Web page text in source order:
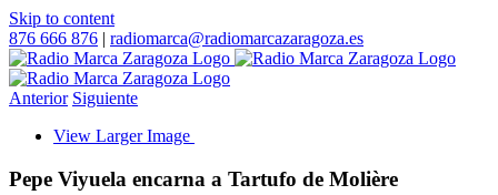
Skip to content
876 666 876 | radiomarca@radiomarcazaragoza.es
Anterior Siguiente
View Larger Image
Pepe Viyuela encarna a Tartufo de Molière